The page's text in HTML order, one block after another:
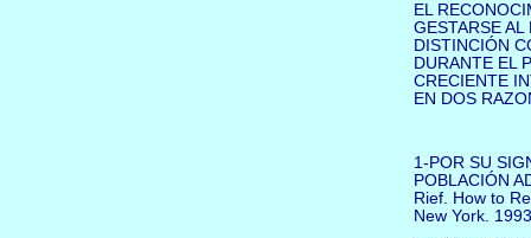
EL
GESTARSE
DISTINCIÓN
DURANTE EL
CRECIENTE
EN DOS
1-POR SU
POBLACIÓN
Rief. How to
New York.